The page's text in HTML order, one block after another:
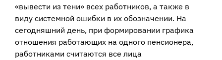
«вывести из тени» всех работников, а также в
виду системной ошибки в их обозначении. На
сегодняшний день, при формировании графика
отношения работающих на одного пенсионера,
работниками считаются все лица